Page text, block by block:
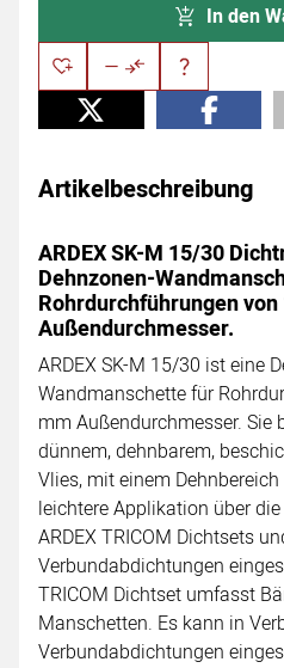
In den
Artikelbeschreibung
ARDEX SK-M 15/30
Dehnzonen-
Rohrdurchführungen
Außendurchmesser.
ARDEX SK-M 15/30 ist eine
Wandmanschette für
mm Außendurchmesser. Sie
dünnem, dehnbarem,
Vlies, mit einem
leichtere Applikation über
ARDEX TRICOM Dichtsets
Verbundabdichtungen
TRICOM Dichtset umfasst
Manschetten. Es kann in
Verbundabdichtungen